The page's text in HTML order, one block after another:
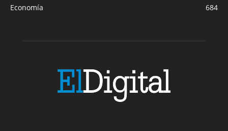
Economía
684